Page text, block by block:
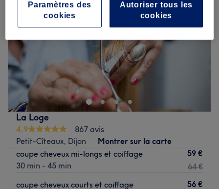
La Loge
4,9
867 avis
Petit-Cîteaux, Dijon
Montrer sur la carte
coupe cheveux mi-longs et coiffage
30 min - 45 min
59 €
64 €
coupe cheveux courts et coiffage
56 €
Autoriser tous les
cookies
Paramètres des
cookies